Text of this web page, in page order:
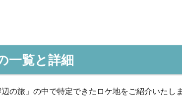
一覧と詳細
の旅」の中で特定できたロケ地をご紹介いたし